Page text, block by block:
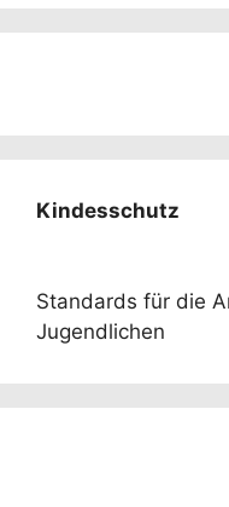
Kindesschutz
Standards für die
Jugendlichen